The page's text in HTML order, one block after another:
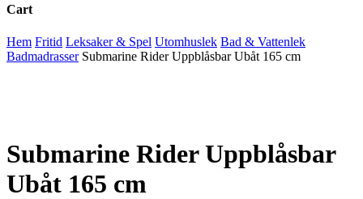
Cart
Close
Cart
Hem Fritid Leksaker & Spel Utomhuslek Bad & Vattenlek
Badmadrasser Submarine Rider Uppblåsbar Ubåt 165 cm
Submarine Rider Uppblåsbar
Ubåt 165 cm